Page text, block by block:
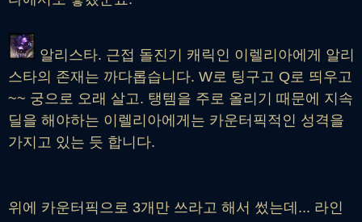
알리스타. 근접 돌진기 캐릭인 이렐리아에게 알리
스타의 존재는 까다롭습니다. W로 팅구고 Q로 띄우고
~~ 궁으로 오래 살고. 탱템을 주로 올리기 때문에 지속
딜을 해야하는 이렐리아에게는 카운터픽적인 성격을
가지고 있는 듯 합니다.
위에 카운터픽으로 3개만 쓰라고 해서 썼는데... 라인